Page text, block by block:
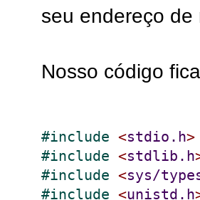
seu endereço de
Nosso código
#include <stdio.h>
#include <stdlib.h
#include <sys/
#include <unistd.h